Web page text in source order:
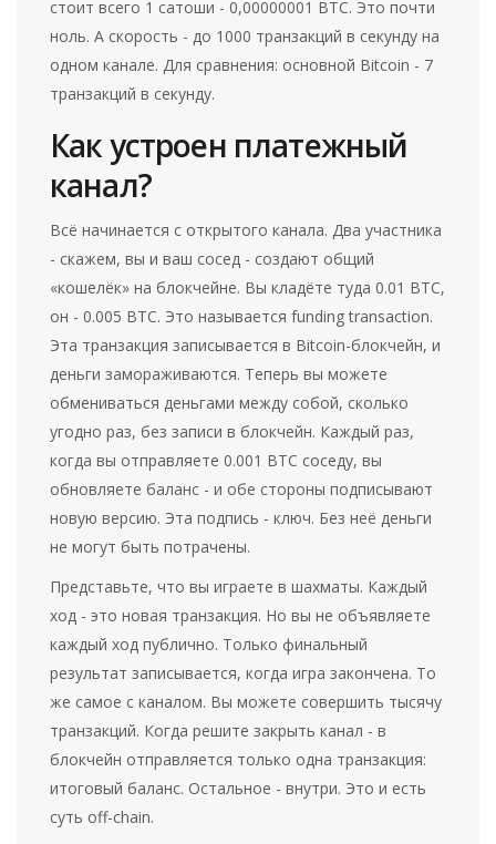
стоит всего 1 сатоши - 0,00000001 BTC. Это почти
ноль. А скорость - до 1000 транзакций в секунду на
одном канале. Для сравнения: основной Bitcoin - 7
транзакций в секунду.
Как устроен платежный
канал?
Всё начинается с открытого канала. Два участника
- скажем, вы и ваш сосед - создают общий
«кошелёк» на блокчейне. Вы кладёте туда 0.01 BTC,
он - 0.005 BTC. Это называется funding transaction.
Эта транзакция записывается в Bitcoin-блокчейн, и
деньги замораживаются. Теперь вы можете
обмениваться деньгами между собой, сколько
угодно раз, без записи в блокчейн. Каждый раз,
когда вы отправляете 0.001 BTC соседу, вы
обновляете баланс - и обе стороны подписывают
новую версию. Эта подпись - ключ. Без неё деньги
не могут быть потрачены.
Представьте, что вы играете в шахматы. Каждый
ход - это новая транзакция. Но вы не объявляете
каждый ход публично. Только финальный
результат записывается, когда игра закончена. То
же самое с каналом. Вы можете совершить тысячу
транзакций. Когда решите закрыть канал - в
блокчейн отправляется только одна транзакция:
итоговый баланс. Остальное - внутри. Это и есть
суть off-chain.